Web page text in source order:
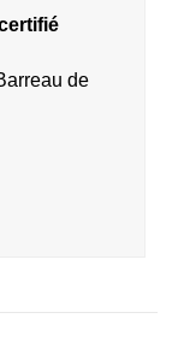
de